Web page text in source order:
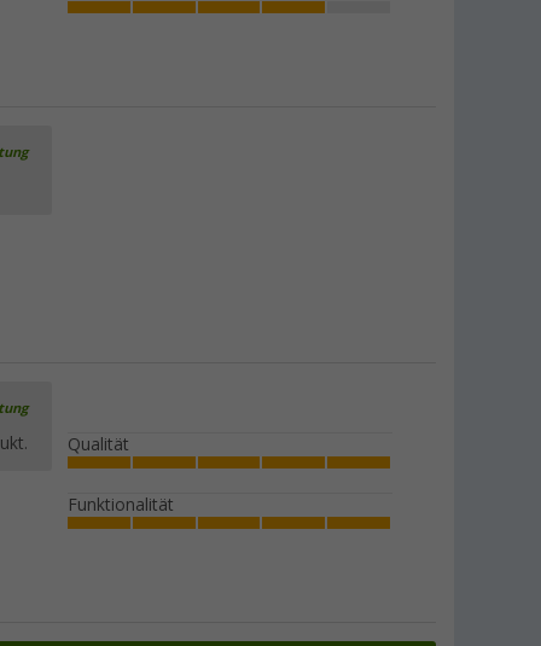
Qualität
Funktionalität